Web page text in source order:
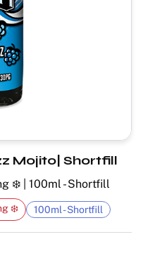
Mojito| Shortfill
❄️ | 100ml - Shortfill
❄️ 100ml - Shortfill